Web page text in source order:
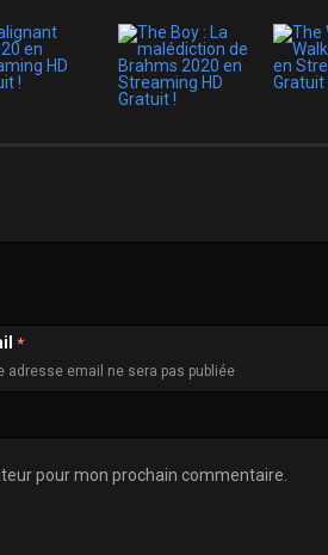
*
adresse email ne sera pas publiée
pour mon prochain commentaire.